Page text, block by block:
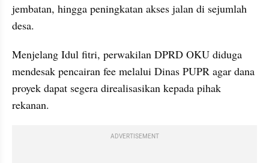
jembatan, hingga peningkatan akses jalan di sejumlah
desa.
Menjelang Idul fitri, perwakilan DPRD OKU diduga
mendesak pencairan fee melalui Dinas PUPR agar dana
proyek dapat segera direalisasikan kepada pihak
rekanan.
ADVERTISEMENT